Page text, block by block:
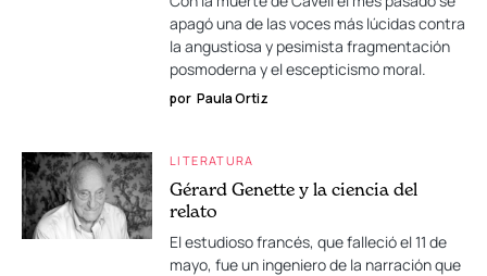
apagó una de las voces más lúcidas contra
la angustiosa y pesimista fragmentación
posmoderna y el escepticismo moral.
por Paula Ortiz
LITERATURA
Gérard Genette y la ciencia del
relato
El estudioso francés, que falleció el 11 de
mayo, fue un ingeniero de la narración que